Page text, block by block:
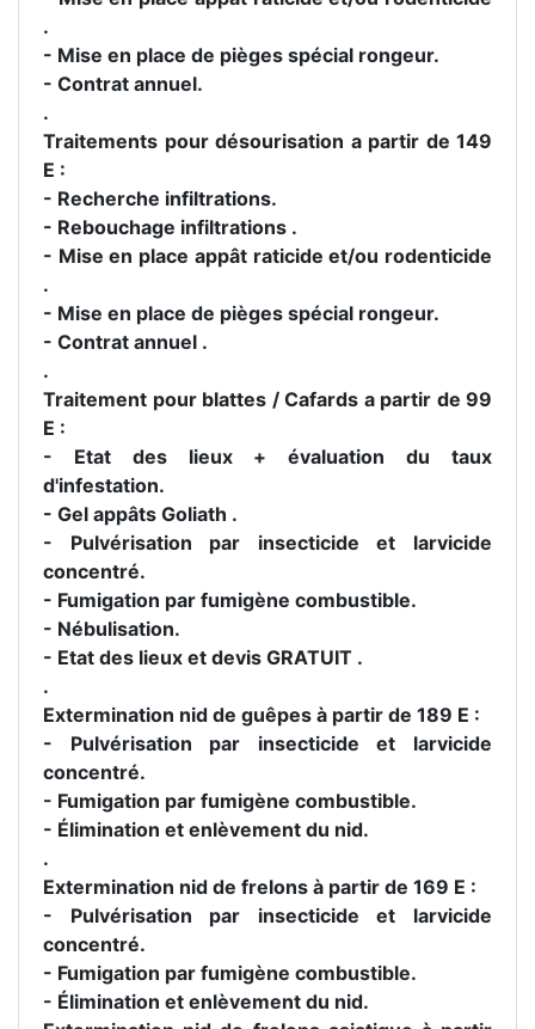
.
- Mise en place de pièges spécial rongeur.
- Contrat annuel.
.
Traitements pour désourisation a partir de 149
E :
- Recherche infiltrations.
- Rebouchage infiltrations .
- Mise en place appât raticide et/ou rodenticide
.
- Mise en place de pièges spécial rongeur.
- Contrat annuel .
.
Traitement pour blattes / Cafards a partir de 99
E :
- Etat des lieux + évaluation du taux
d'infestation.
- Gel appâts Goliath .
- Pulvérisation par insecticide et larvicide
concentré.
- Fumigation par fumigène combustible.
- Nébulisation.
- Etat des lieux et devis GRATUIT .
.
Extermination nid de guêpes à partir de 189 E :
- Pulvérisation par insecticide et larvicide
concentré.
- Fumigation par fumigène combustible.
- Élimination et enlèvement du nid.
.
Extermination nid de frelons à partir de 169 E :
- Pulvérisation par insecticide et larvicide
concentré.
- Fumigation par fumigène combustible.
- Élimination et enlèvement du nid.